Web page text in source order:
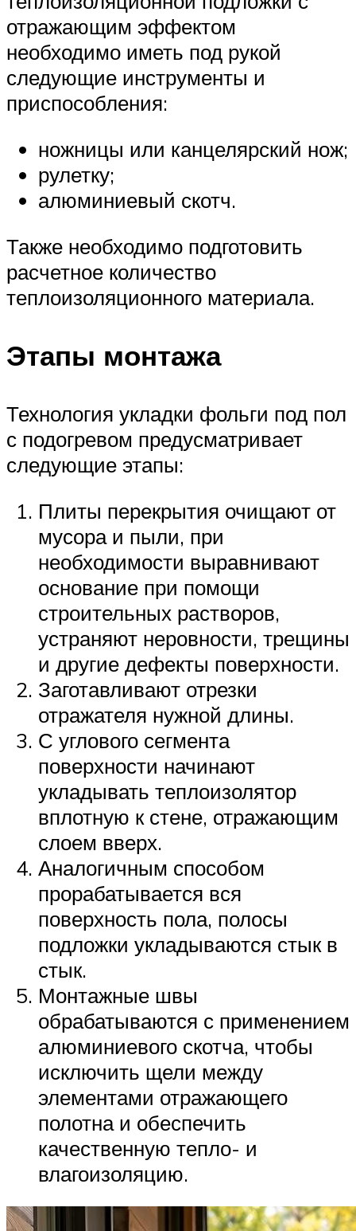
отражающим эффектом
необходимо иметь под рукой
следующие инструменты и
приспособления:
ножницы или канцелярский нож;
рулетку;
алюминиевый скотч.
Также необходимо подготовить
расчетное количество
теплоизоляционного материала.
Этапы монтажа
Технология укладки фольги под пол
с подогревом предусматривает
следующие этапы:
Плиты перекрытия очищают от
мусора и пыли, при
необходимости выравнивают
основание при помощи
строительных растворов,
устраняют неровности, трещины
и другие дефекты поверхности.
Заготавливают отрезки
отражателя нужной длины.
С углового сегмента
поверхности начинают
укладывать теплоизолятор
вплотную к стене, отражающим
слоем вверх.
Аналогичным способом
прорабатывается вся
поверхность пола, полосы
подложки укладываются стык в
стык.
Монтажные швы
обрабатываются с применением
алюминиевого скотча, чтобы
исключить щели между
элементами отражающего
полотна и обеспечить
качественную тепло- и
влагоизоляцию.